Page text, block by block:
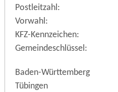
Postleitzahl:
Vorwahl:
KFZ-Kennzeichen:
Gemeindeschlüssel:
Baden-Württemberg
Tübingen